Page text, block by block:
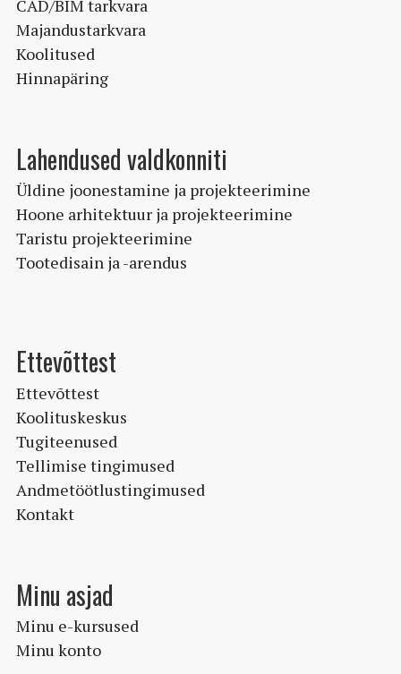
CAD/BIM tarkvara
Majandustarkvara
Koolitused
Hinnapäring
Lahendused valdkonniti
Üldine joonestamine ja projekteerimine
Hoone arhitektuur ja projekteerimine
Taristu projekteerimine
Tootedisain ja -arendus
Ettevõttest
Ettevõttest
Koolituskeskus
Tugiteenused
Tellimise tingimused
Andmetöötlustingimused
Kontakt
Minu asjad
Minu e-kursused
Minu konto